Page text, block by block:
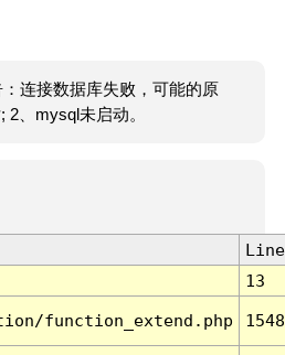
连接数据库失败，可能的原
2、mysql未启动。
Line
13
function_extend.php 1548